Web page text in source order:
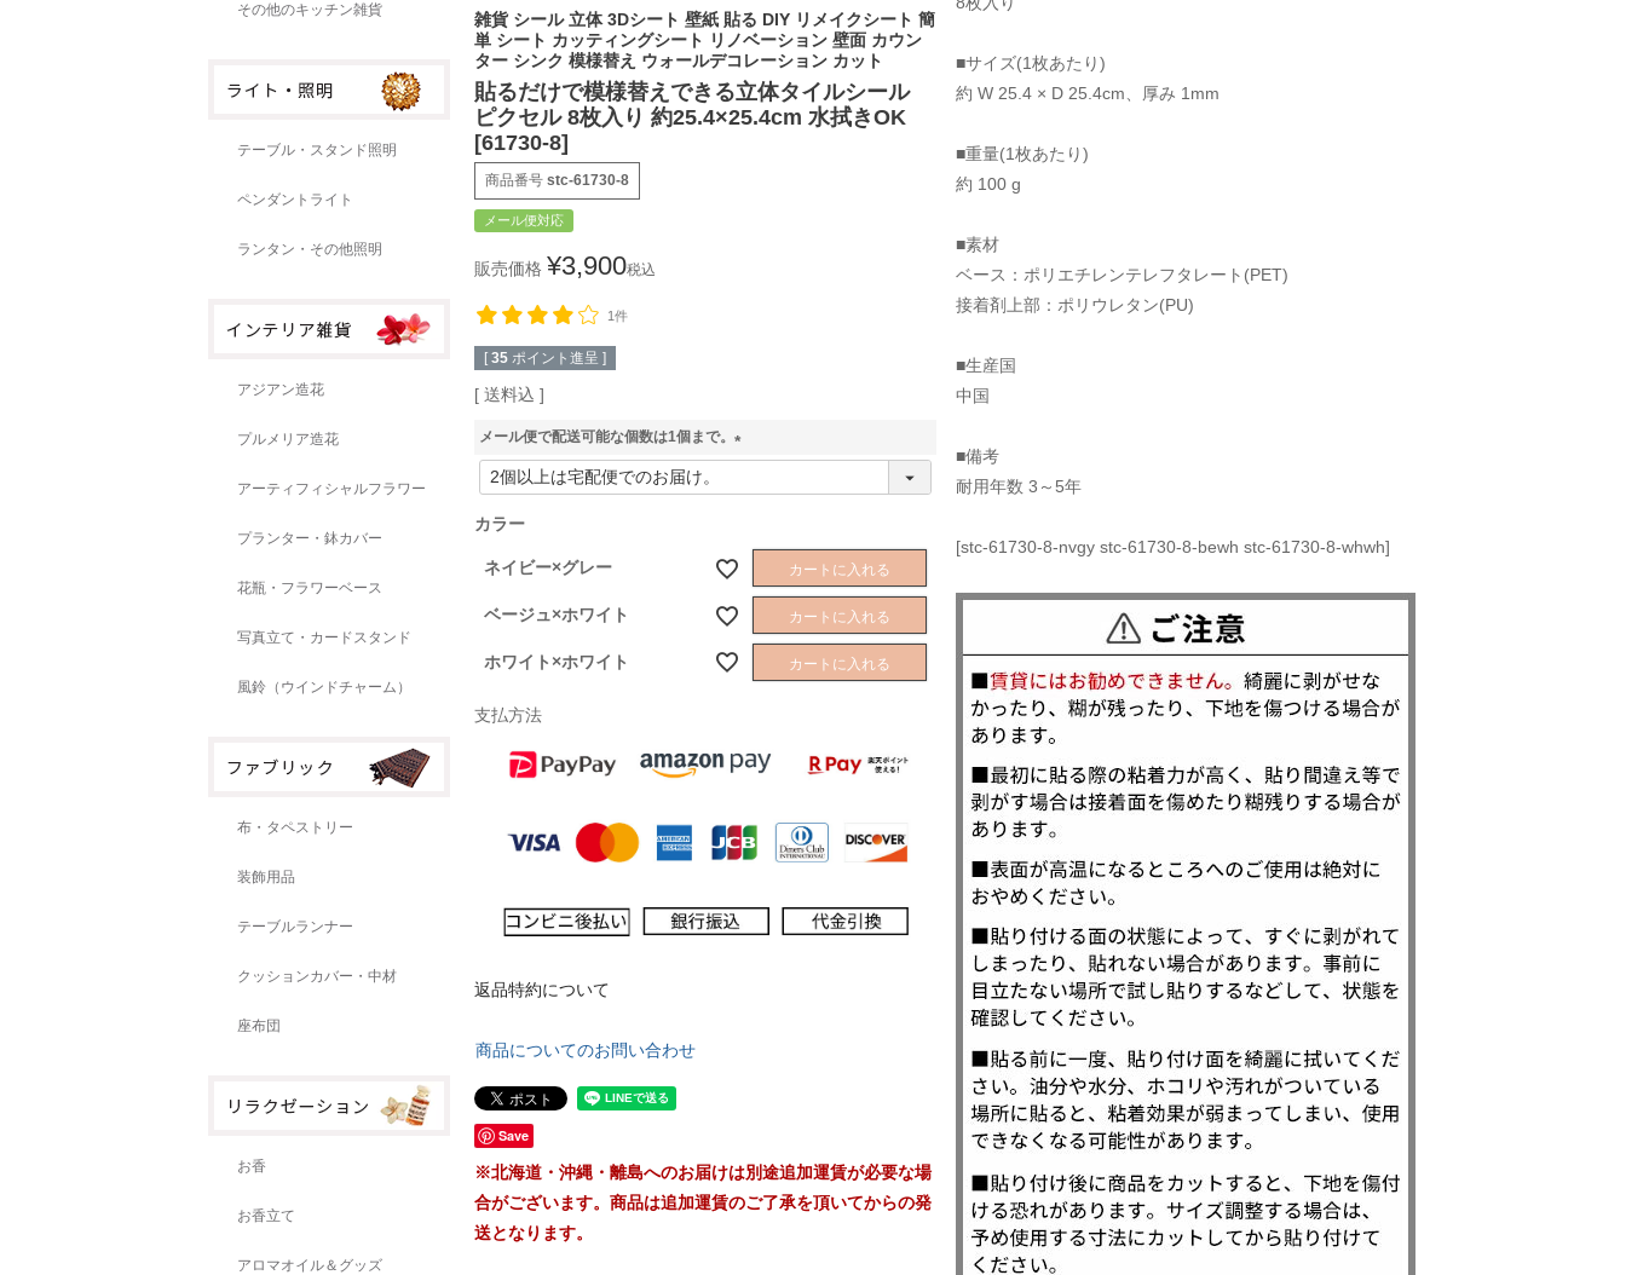
その他のキッチン雑貨
テーブル・スタンド照明
ペンダントライト
ランタン・その他照明
アジアン造花
プルメリア造花
アーティフィシャルフラワー
プランター・鉢カバー
花瓶・フラワーベース
写真立て・カードスタンド
風鈴（ウインドチャーム）
布・タペストリー
装飾用品
テーブルランナー
クッションカバー・中材
座布団
お香
お香立て
アロマオイル＆グッズ
雑貨 シール 立体 3Dシート 壁紙 貼る DIY リメイクシート 簡
単 シート カッティングシート リノベーション 壁面 カウン
ター シンク 模様替え ウォールデコレーション カット
貼るだけで模様替えできる立体タイルシール
ピクセル 8枚入り 約25.4×25.4cm 水拭きOK
[61730-8]
商品番号 stc-61730-8
メール便対応
販売価格 ¥3,900税込
1件
[ 35 ポイント進呈 ]
送料込
メール便で配送可能な個数は1個まで。
必
カラー
ネイビー×グレー カートに入れる
ベージュ×ホワイト カートに入れる
ホワイト×ホワイト カートに入れる
支払方法
返品特約について
商品についてのお問い合わせ
Save
※北海道・沖縄・離島へのお届けは別途追加運賃が必要な場
合がございます。商品は追加運賃のご了承を頂いてからの発
送となります。
■サイズ(1枚あたり)
約 W 25.4 × D 25.4cm、厚み 1mm
■重量(1枚あたり)
約 100 g
■素材
ベース：ポリエチレンテレフタレート(PET)
接着剤上部：ポリウレタン(PU)
■生産国
中国
■備考
耐用年数 3～5年
[stc-61730-8-nvgy stc-61730-8-bewh stc-61730-8-whwh]